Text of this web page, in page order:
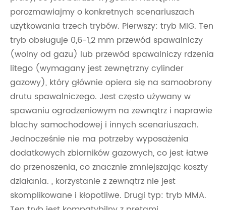
porozmawiajmy o konkretnych scenariuszach
użytkowania trzech trybów. Pierwszy: tryb MIG. Ten
tryb obsługuje 0,6-1,2 mm przewód spawalniczy
(wolny od gazu) lub przewód spawalniczy rdzenia
litego (wymagany jest zewnętrzny cylinder
gazowy), który głównie opiera się na samoobrony
drutu spawalniczego. Jest często używany w
spawaniu ogrodzeniowym na zewnątrz i naprawie
blachy samochodowej i innych scenariuszach.
Jednocześnie nie ma potrzeby wyposażenia
dodatkowych zbiorników gazowych, co jest łatwe
do przenoszenia, co znacznie zmniejszając koszty
działania. , korzystanie z zewnątrz nie jest
skomplikowane i kłopotliwe. Drugi typ: tryb MMA.